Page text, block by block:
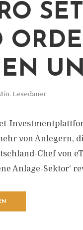
Lesedauer
von Anlegern,
Chef von
Anlage-Sektor‘